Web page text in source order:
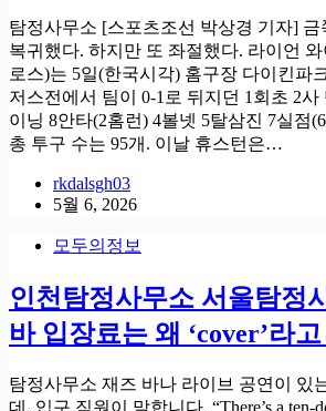
탐정사무소 [스포츠조선 박상경 기자] 금
복귀했다. 하지만 또 좌절했다. 라이언
로스)는 5일(한국시각) 홈구장 다이킨파
저스전에서 팀이 0-1로 뒤지던 1회초 2
이닝 8안타(2홈런) 4볼넷 5탈삼진 7실점
총 투구 수는 95개. 이날 휴스턴은…
rkdalsgh03
5월 6, 2026
모두의정보
인천탐정사무소 서울탐정
바 입장료는 왜 ‘cover’라
탐정사무소 재즈 바나 라이브 공연이 있
데, 입구 직원이 말합니다. “There’s a ten-